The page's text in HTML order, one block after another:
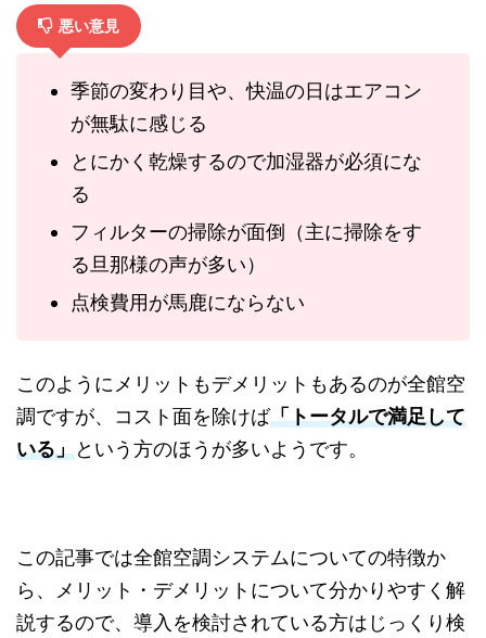
悪い意見
季節の変わり目や、快温の日はエアコン
が無駄に感じる
とにかく乾燥するので加湿器が必須にな
る
フィルターの掃除が面倒（主に掃除をす
る旦那様の声が多い）
点検費用が馬鹿にならない
このようにメリットもデメリットもあるのが全館空
調ですが、コスト面を除けば「トータルで満足して
いる」という方のほうが多いようです。
この記事では全館空調システムについての特徴か
ら、メリット・デメリットについて分かりやすく解
説するので、導入を検討されている方はじっくり検